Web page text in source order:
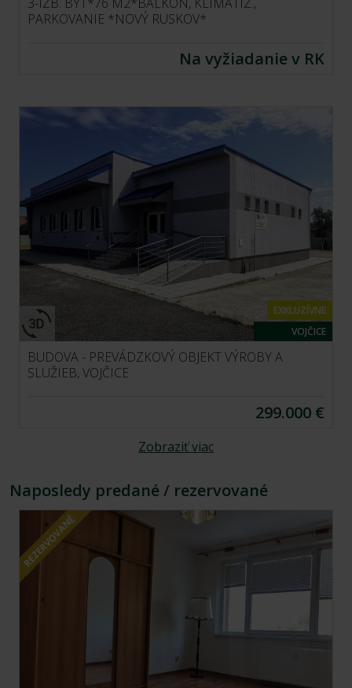
PARKOVANIE *NOVÝ RUSKOV*
Na vyžiadanie v RK
EXKLUZÍVNE
VOJČICE
BUDOVA - PREVÁDZKOVÝ OBJEKT VÝROBY A
SLUŽIEB, VOJČICE
299.000 €
Zobraziť viac
Naposledy predané / rezervované